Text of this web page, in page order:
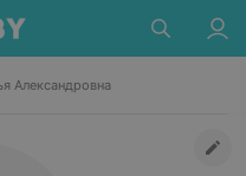
Александровна